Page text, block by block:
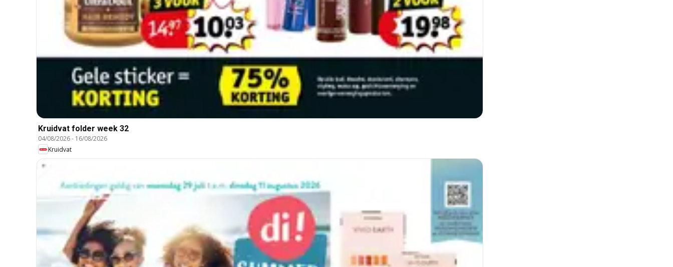
Kruidvat folder week 32
04/08/2026- 16/08/2026
Kruidvat